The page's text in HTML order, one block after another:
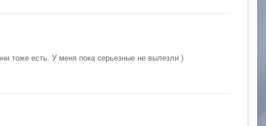
тоже есть. У меня пока серьезные не вылезли )